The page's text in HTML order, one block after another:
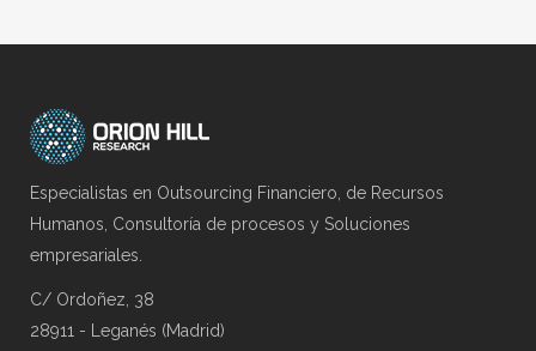
Especialistas en Outsourcing Financiero, de Recursos
Humanos, Consultoría de procesos y Soluciones
empresariales.
C/ Ordoñez, 38
28911 - Leganés (Madrid)